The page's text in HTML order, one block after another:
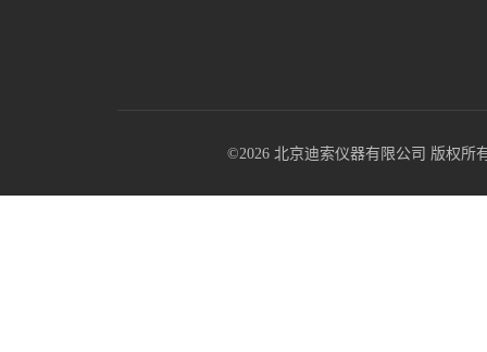
©2026 北京迪索仪器有限公司 版权所